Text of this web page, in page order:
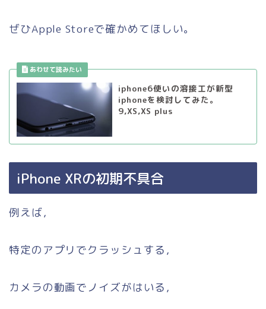
ぜひApple Storeで確かめてほしい。
iphone6使いの溶接工が新型
iphoneを検討してみた。
9,XS,XS plus
iPhone XRの初期不具合
例えば，
特定のアプリでクラッシュする，
カメラの動画でノイズがはいる，